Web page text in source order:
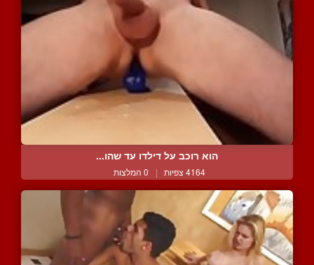
הוא רוכב על דילדו עד שהו...
4164 צפיות | 0 המלצות